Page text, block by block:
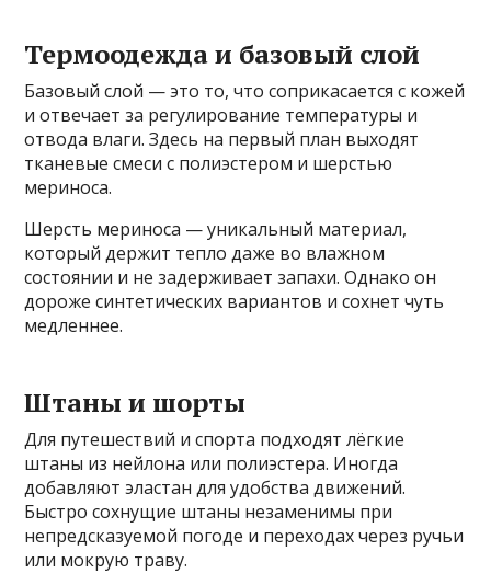
Термоодежда и базовый слой
Базовый слой — это то, что соприкасается с кожей
и отвечает за регулирование температуры и
отвода влаги. Здесь на первый план выходят
тканевые смеси с полиэстером и шерстью
мериноса.
Шерсть мериноса — уникальный материал,
который держит тепло даже во влажном
состоянии и не задерживает запахи. Однако он
дороже синтетических вариантов и сохнет чуть
медленнее.
Штаны и шорты
Для путешествий и спорта подходят лёгкие
штаны из нейлона или полиэстера. Иногда
добавляют эластан для удобства движений.
Быстро сохнущие штаны незаменимы при
непредсказуемой погоде и переходах через ручьи
или мокрую траву.